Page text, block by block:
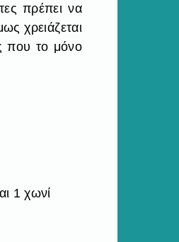
πρέπει να
χρειάζεται
που το μόνο
1 χωνί